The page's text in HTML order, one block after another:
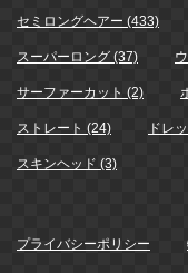
セミロングヘアー (433)
スーパーロング (37)
サーファーカット (2)
ストレート (24) ドレ
スキンヘッド (3)
プライバシーポリシー